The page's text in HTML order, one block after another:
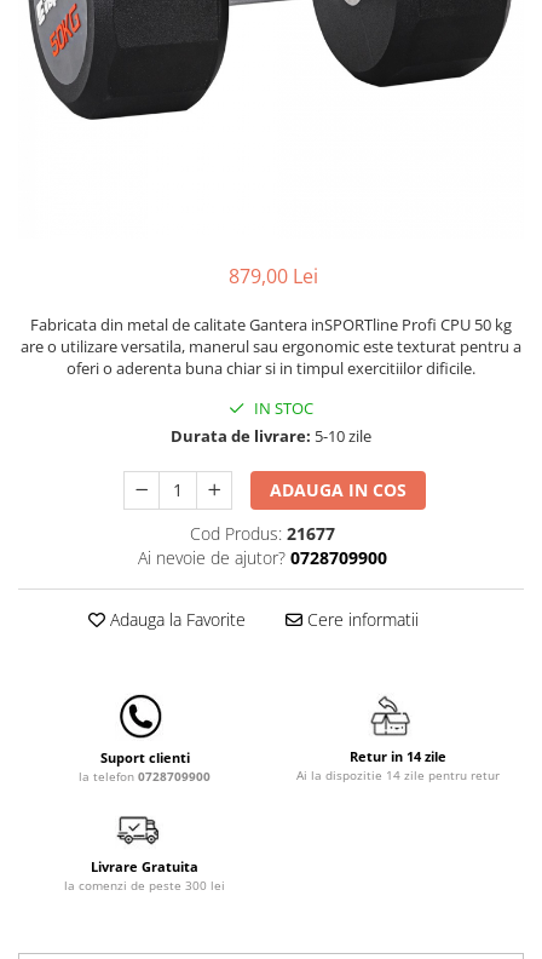
Lenjerii patut 140 x 70 cm
Lenjerie patuturi tineret
Baldachin patut
Dulap si cutii jucarii
Sac de dormit copii
Leagane & balansoare & sezlonguri
Covorase de joaca
Lampi de veghe
Saltele de infasat
Biciclete fara pedale
Masinute fara pedale
Karturi si masinute cu pedale
Scaune de biciclete copii
Alte Sporturi
Mingi fitness si medicinale
Scara antrenament
Termometre copii si bebe
879,00 Lei
Fabricata din metal de calitate Gantera inSPORTline Profi CPU 50 kg
are o utilizare versatila, manerul sau ergonomic este texturat pentru a
oferi o aderenta buna chiar si in timpul exercitiilor dificile.
IN STOC
Durata de livrare: 5-10 zile
ADAUGA IN COS
Cod Produs: 21677
Ai nevoie de ajutor? 0728709900
Adauga la Favorite Cere informatii
Suport clienti
la telefon 0728709900
Retur in 14 zile
Ai la dispozitie 14 zile pentru retur
Livrare Gratuita
la comenzi de peste 300 lei